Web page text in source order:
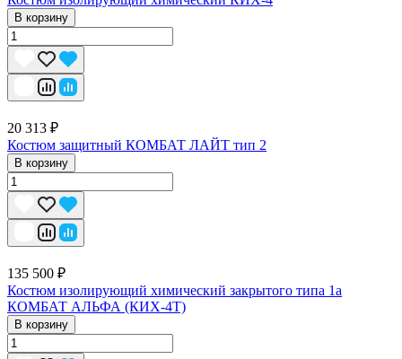
В корзину
20 313 ₽
Костюм защитный КОМБАТ ЛАЙТ тип 2
В корзину
135 500 ₽
Костюм изолирующий химический закрытого типа 1a
КОМБАТ АЛЬФА (КИХ-4Т)
В корзину